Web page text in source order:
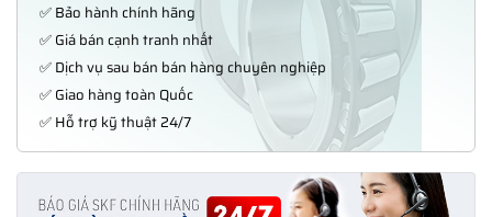
✅ Bảo hành chính hãng
✅ Giá bán cạnh tranh nhất
✅ Dịch vụ sau bán bán hàng chuyên nghiệp
✅ Giao hàng toàn Quốc
✅ Hỗ trợ kỹ thuật 24/7